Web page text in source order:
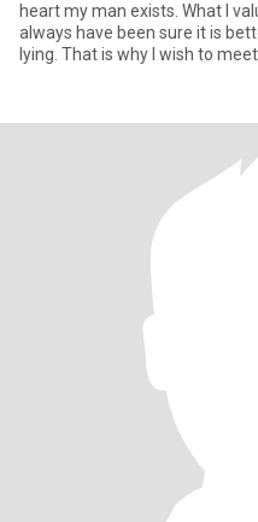
heart my man exists. What I
always have been sure it is
lying. That is why I wish to